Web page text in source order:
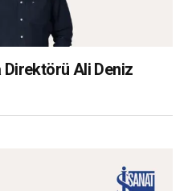
Direktörü Ali Deniz